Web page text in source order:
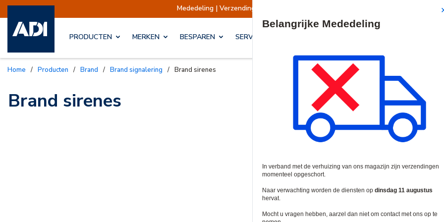
Mededeling | Verzendingen opgeschort Verzendingen
PRODUCTEN MERKEN BESPAREN SERVICES & OPLOSSINGEN
Home / Producten / Brand / Brand signalering / Brand sirenes
Brand sirenes